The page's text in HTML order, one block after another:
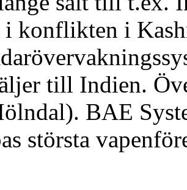
i konflikten i
till Indien.
BAE
största